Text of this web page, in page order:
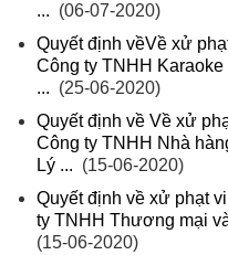
... (06-07-2020)
Quyết định vềVề xử
Công ty TNHH
... (25-06-2020)
Quyết định về Về xử
Công ty TNHH Nhà
Lý ... (15-06-2020)
Quyết định về xử phạt
ty TNHH Thương mại
(15-06-2020)